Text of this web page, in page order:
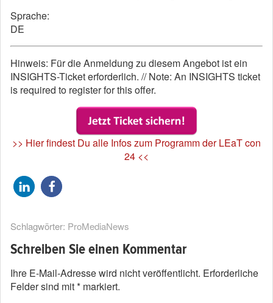
Sprache:
DE
Hinweis: Für die Anmeldung zu diesem Angebot ist ein
INSIGHTS-Ticket erforderlich. // Note: An INSIGHTS ticket
is required to register for this offer.
>> Hier findest Du alle Infos zum Programm der LEaT con
24 <<
Schlagwörter: ProMediaNews
Schreiben Sie einen Kommentar
Ihre E-Mail-Adresse wird nicht veröffentlicht. Erforderliche
Felder sind mit* markiert.